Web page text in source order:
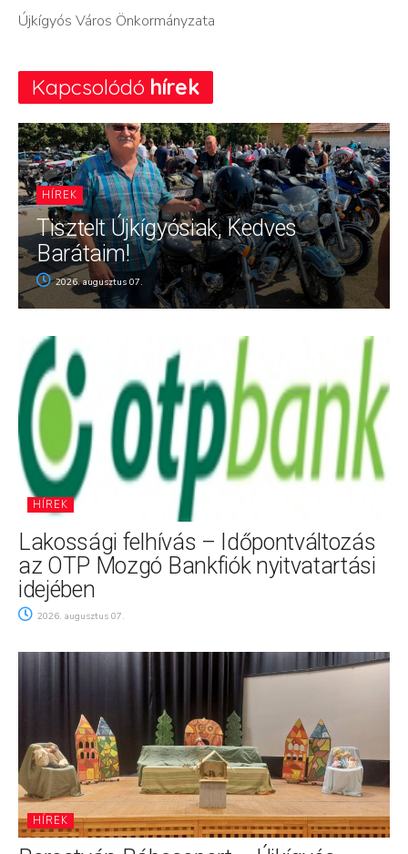
Újkígyós Város Önkormányzata
Kapcsolódó hírek
HÍREK
Tisztelt Újkígyósiak, Kedves
Barátaim!
2026. augusztus 07.
HÍREK
Lakossági felhívás – Időpontváltozás
az OTP Mozgó Bankfiók nyitvatartási
idejében
2026. augusztus 07.
HÍREK